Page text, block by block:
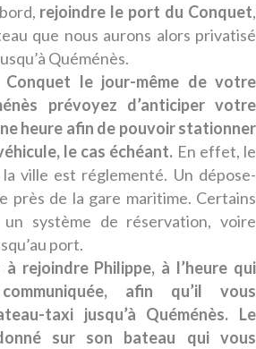
rejoindre le port du Conquet,
que nous aurons alors privatisé
Quéménès.
le jour-même de votre
prévoyez d’anticiper votre
heure afin de pouvoir stationner
le cas échéant. En effet, le
ville est réglementé. Un dépose-
près de la gare maritime. Certains
système de réservation, voire
port.
rejoindre Philippe, à l’heure qui
afin qu’il vous
taxi jusqu’à Quéménès. Le
sur son bateau qui vous